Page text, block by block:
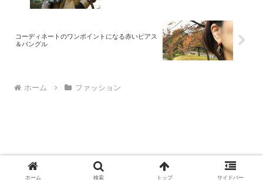
コーディネートのワンポイントになる赤いピアス
＆バングル
ホーム ファッション
© 2008-2026 monad.
ホーム 検索 トップ サイドバー